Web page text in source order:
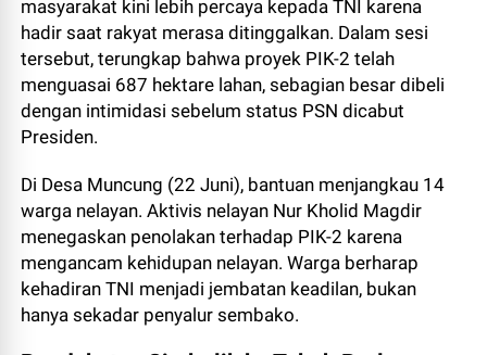
masyarakat kini lebih percaya kepada TNI karena
hadir saat rakyat merasa ditinggalkan. Dalam sesi
tersebut, terungkap bahwa proyek PIK-2 telah
menguasai 687 hektare lahan, sebagian besar dibeli
dengan intimidasi sebelum status PSN dicabut
Presiden.
Di Desa Muncung (22 Juni), bantuan menjangkau 14
warga nelayan. Aktivis nelayan Nur Kholid Magdir
menegaskan penolakan terhadap PIK-2 karena
mengancam kehidupan nelayan. Warga berharap
kehadiran TNI menjadi jembatan keadilan, bukan
hanya sekadar penyalur sembako.